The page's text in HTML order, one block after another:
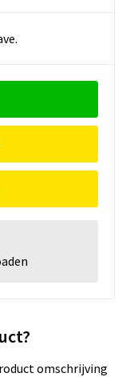
omschrijving